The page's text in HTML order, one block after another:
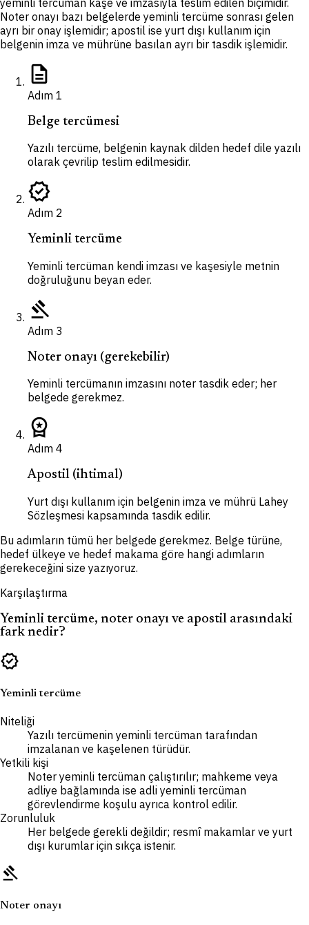
yeminli tercüman kaşe ve imzasıyla teslim edilen biçimidir.
Noter onayı bazı belgelerde yeminli tercüme sonrası gelen
ayrı bir onay işlemidir; apostil ise yurt dışı kullanım için
belgenin imza ve mührüne basılan ayrı bir tasdik işlemidir.
description
Adım 1
Belge tercümesi
Yazılı tercüme, belgenin kaynak dilden hedef dile yazılı
olarak çevrilip teslim edilmesidir.
verified
Adım 2
Yeminli tercüme
Yeminli tercüman kendi imzası ve kaşesiyle metnin
doğruluğunu beyan eder.
gavel
Adım 3
Noter onayı (gerekebilir)
Yeminli tercümanın imzasını noter tasdik eder; her
belgede gerekmez.
workspace_premium
Adım 4
Apostil (ihtimal)
Yurt dışı kullanım için belgenin imza ve mührü Lahey
Sözleşmesi kapsamında tasdik edilir.
Bu adımların tümü her belgede gerekmez. Belge türüne,
hedef ülkeye ve hedef makama göre hangi adımların
gerekeceğini size yazıyoruz.
Karşılaştırma
Yeminli tercüme, noter onayı ve apostil arasındaki
fark nedir?
verified
Yeminli tercüme
Niteliği
Yazılı tercümenin yeminli tercüman tarafından
imzalanan ve kaşelenen türüdür.
Yetkili kişi
Noter yeminli tercüman çalıştırılır; mahkeme veya
adliye bağlamında ise adli yeminli tercüman
görevlendirme koşulu ayrıca kontrol edilir.
Zorunluluk
Her belgede gerekli değildir; resmî makamlar ve yurt
dışı kurumlar için sıkça istenir.
gavel
Noter onayı